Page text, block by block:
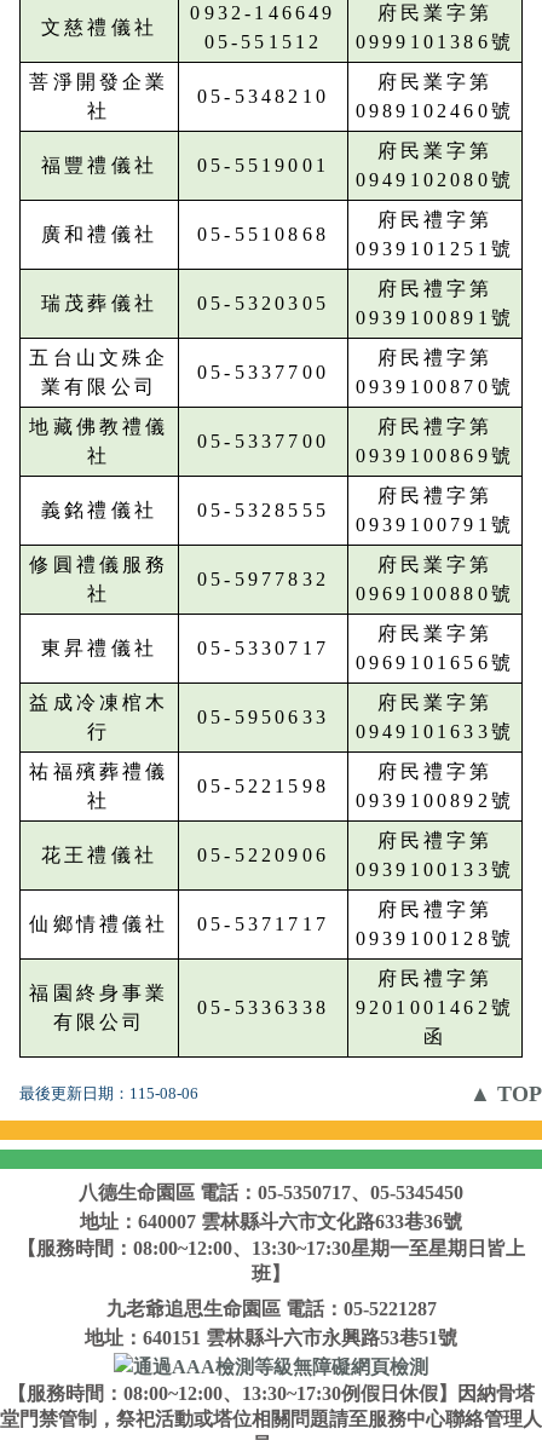
文慈禮儀社
0932-146649
05-551512
府民業字第
0999101386號
菩淨開發企業
社
05-5348210
府民業字第
0989102460號
福豐禮儀社 05-5519001
府民業字第
0949102080號
廣和禮儀社 05-5510868
府民禮字第
0939101251號
瑞茂葬儀社 05-5320305
府民禮字第
0939100891號
五台山文殊企
業有限公司
05-5337700
府民禮字第
0939100870號
地藏佛教禮儀
社
05-5337700
府民禮字第
0939100869號
義銘禮儀社 05-5328555
府民禮字第
0939100791號
修圓禮儀服務
社
05-5977832
府民業字第
0969100880號
東昇禮儀社 05-5330717
府民業字第
0969101656號
益成冷凍棺木
行
05-5950633
府民業字第
0949101633號
祐福殯葬禮儀
社
05-5221598
府民禮字第
0939100892號
花王禮儀社 05-5220906
府民禮字第
0939100133號
仙鄉情禮儀社 05-5371717
府民禮字第
0939100128號
福園終身事業
有限公司
05-5336338
府民禮字第
9201001462號
函
最後更新日期： 115-08-06 ▲ TOP
八德生命園區 電話：05-5350717、05-5345450
地址：640007 雲林縣斗六市文化路633巷36號
【服務時間：08:00~12:00、13:30~17:30星期一至星期日皆上
班】
九老爺追思生命園區 電話：05-5221287
地址：640151 雲林縣斗六市永興路53巷51號
【服務時間：08:00~12:00、13:30~17:30例假日休假】因納骨塔
堂門禁管制，祭祀活動或塔位相關問題請至服務中心聯絡管理人